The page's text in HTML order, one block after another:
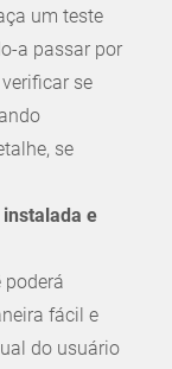
um teste
a passar por
se
se
e
poderá
fácil e
do usuário